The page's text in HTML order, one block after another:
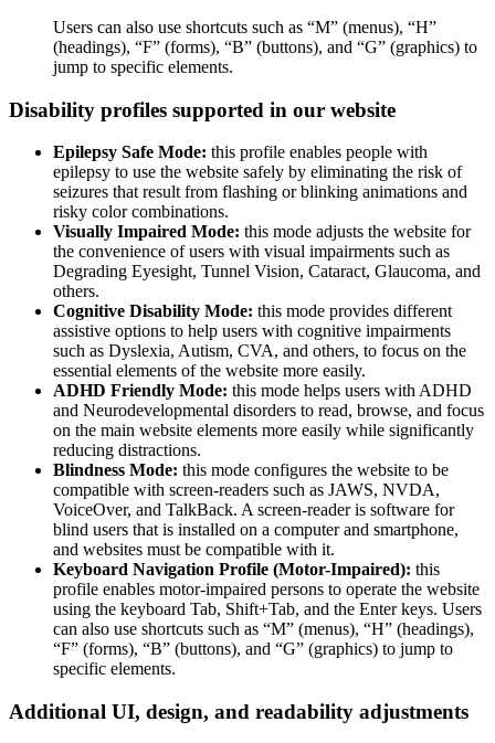
Users can also use shortcuts such as “M” (menus), “H”
(headings), “F” (forms), “B” (buttons), and “G” (graphics) to
jump to specific elements.
Disability profiles supported in our website
Epilepsy Safe Mode: this profile enables people with
epilepsy to use the website safely by eliminating the risk of
seizures that result from flashing or blinking animations and
risky color combinations.
Visually Impaired Mode: this mode adjusts the website for
the convenience of users with visual impairments such as
Degrading Eyesight, Tunnel Vision, Cataract, Glaucoma, and
others.
Cognitive Disability Mode: this mode provides different
assistive options to help users with cognitive impairments
such as Dyslexia, Autism, CVA, and others, to focus on the
essential elements of the website more easily.
ADHD Friendly Mode: this mode helps users with ADHD
and Neurodevelopmental disorders to read, browse, and focus
on the main website elements more easily while significantly
reducing distractions.
Blindness Mode: this mode configures the website to be
compatible with screen-readers such as JAWS, NVDA,
VoiceOver, and TalkBack. A screen-reader is software for
blind users that is installed on a computer and smartphone,
and websites must be compatible with it.
Keyboard Navigation Profile (Motor-Impaired): this
profile enables motor-impaired persons to operate the website
using the keyboard Tab, Shift+Tab, and the Enter keys. Users
can also use shortcuts such as “M” (menus), “H” (headings),
“F” (forms), “B” (buttons), and “G” (graphics) to jump to
specific elements.
Additional UI, design, and readability adjustments